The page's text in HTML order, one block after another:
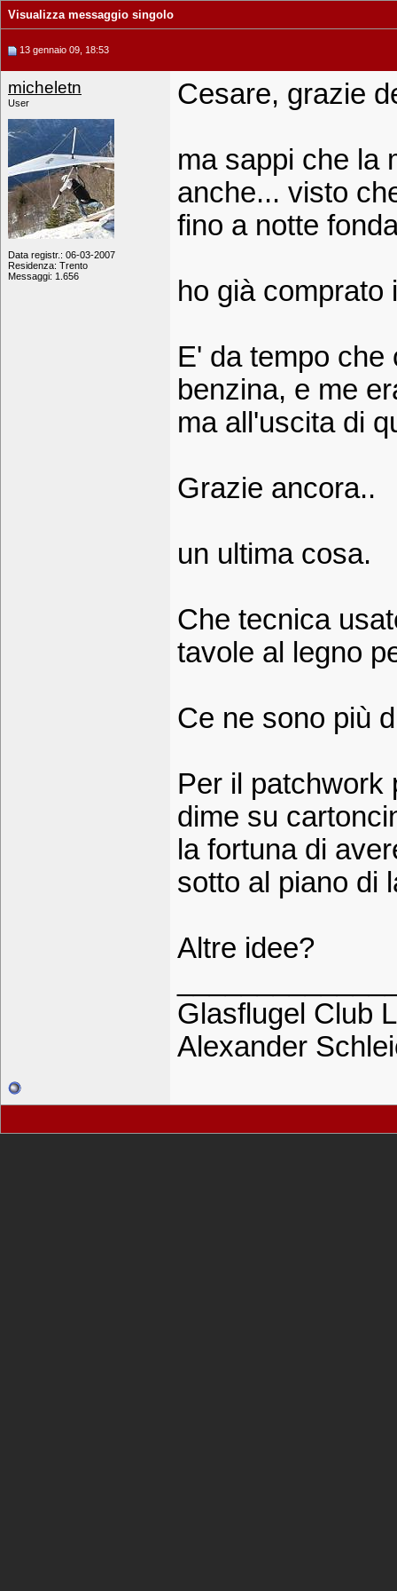
Visualizza messaggio singolo
13 gennaio 09, 18:53
micheletn
User
Data registr.: 06-03-2007
Residenza: Trento
Messaggi: 1.656
Cesare, grazie
ma sappi che la
anche... visto
fino a notte
ho già
E' da tempo che
benzina, e me
ma all'uscita di
Grazie ancora..
un ultima cosa.
Che tecnica
tavole al legno
Ce ne sono più
Per il patchwork
dime su
la fortuna di
sotto al piano di
Altre idee?
Glasflugel Club
Alexander